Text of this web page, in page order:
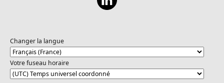
Changer la langue
Votre fuseau horaire